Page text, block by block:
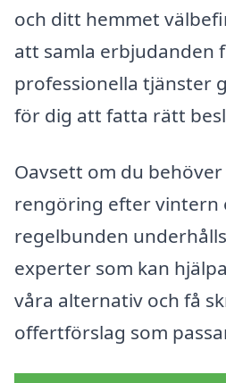
och ditt hemmet
att samla erbjudanden
professionella tjänster
för dig att fatta rätt
Oavsett om du
rengöring efter vintern
regelbunden
experter som kan
våra alternativ och få
offertförslag som